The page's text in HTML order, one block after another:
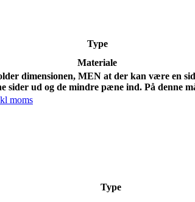
Type
Materiale
dimensionen, MEN at der kan være en
sider ud og de mindre pæne ind. På denne
Type